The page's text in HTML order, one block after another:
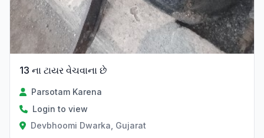
13 ના ટાયર વેચવાના છે
Parsotam Karena
Login to view
Devbhoomi Dwarka, Gujarat